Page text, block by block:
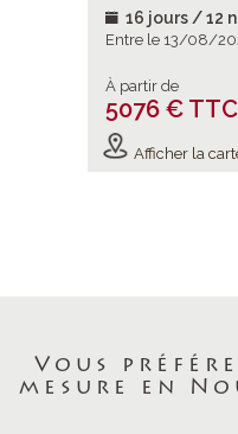
16 jours / 12
Entre le 13/08/
À partir de
5076 € TTC
Afficher la
Vous
mesure en